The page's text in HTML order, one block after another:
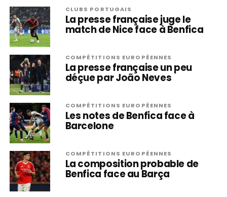
CLUBS PORTUGAIS
La presse française juge le
match de Nice face à Benfica
COMPÉTITIONS EUROPÉENNES
La presse française un peu
déçue par João Neves
COMPÉTITIONS EUROPÉENNES
Les notes de Benfica face à
Barcelone
COMPÉTITIONS EUROPÉENNES
La composition probable de
Benfica face au Barça